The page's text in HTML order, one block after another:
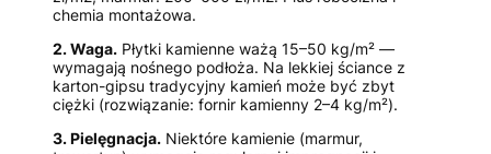
chemia montażowa.
2. Waga. Płytki kamienne ważą 15–50 kg/m² —
wymagają nośnego podłoża. Na lekkiej ściance z
karton-gipsu tradycyjny kamień może być zbyt
ciężki (rozwiązanie: fornir kamienny 2–4 kg/m²).
3. Pielęgnacja. Niektóre kamienie (marmur,